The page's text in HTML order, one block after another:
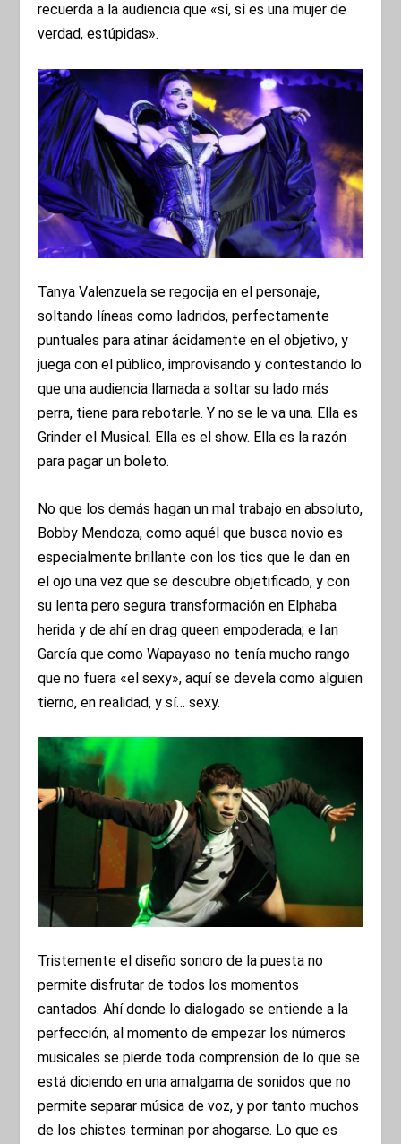
recuerda a la audiencia que «sí, sí es una mujer de
verdad, estúpidas».
Tanya Valenzuela se regocija en el personaje,
soltando líneas como ladridos, perfectamente
puntuales para atinar ácidamente en el objetivo, y
juega con el público, improvisando y contestando lo
que una audiencia llamada a soltar su lado más
perra, tiene para rebotarle. Y no se le va una. Ella es
Grinder el Musical. Ella es el show. Ella es la razón
para pagar un boleto.
No que los demás hagan un mal trabajo en absoluto,
Bobby Mendoza, como aquél que busca novio es
especialmente brillante con los tics que le dan en
el ojo una vez que se descubre objetificado, y con
su lenta pero segura transformación en Elphaba
herida y de ahí en drag queen empoderada; e Ian
García que como Wapayaso no tenía mucho rango
que no fuera «el sexy», aquí se devela como alguien
tierno, en realidad, y sí… sexy.
Tristemente el diseño sonoro de la puesta no
permite disfrutar de todos los momentos
cantados. Ahí donde lo dialogado se entiende a la
perfección, al momento de empezar los números
musicales se pierde toda comprensión de lo que se
está diciendo en una amalgama de sonidos que no
permite separar música de voz, y por tanto muchos
de los chistes terminan por ahogarse. Lo que es